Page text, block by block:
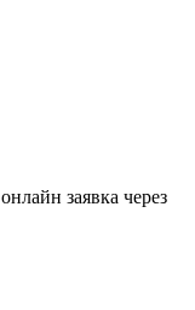
заявка через